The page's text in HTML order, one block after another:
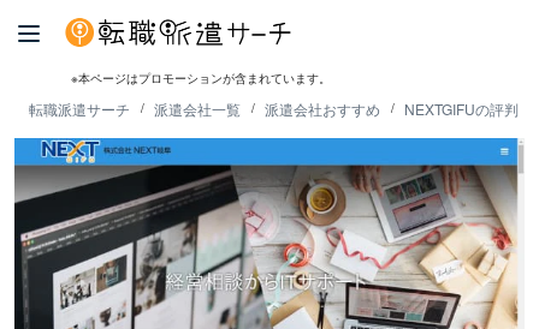
※本ページはプロモーションが含まれています。
転職派遣サーチ 派遣会社一覧 派遣会社おすすめ NEXTGIFUの評判